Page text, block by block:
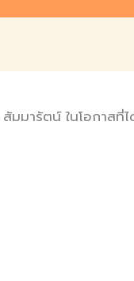
ารัตน์ ในโอกาสที่